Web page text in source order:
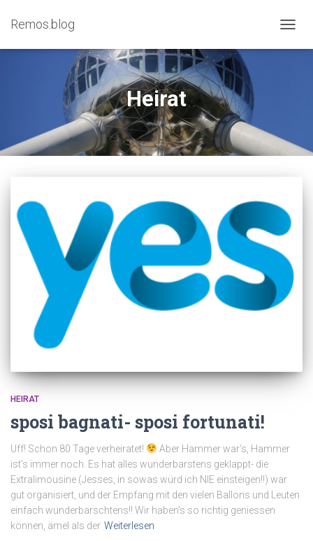
Remos.blog
Heirat
HEIRAT
sposi bagnati- sposi fortunati!
Uff! Schon 80 Tage verheiratet!
Aber Hammer war‘s, Hammer
ist’s immer noch. Es hat alles wunderbarstens geklappt- die
Extralimousine (Jesses, in sowas würd ich NIE einsteigen!!) war
gut organisiert, und der Empfang mit den vielen Ballons und Leuten
einfach wunderbarschtens!! Wir haben’s so richtig geniessen
können, ämel als der Weiterlesen